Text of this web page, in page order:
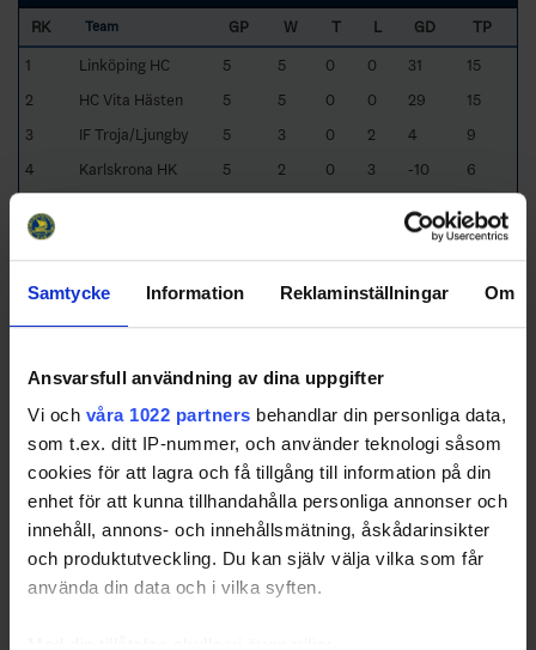
Samtycke Information Reklaminställningar Om
Ansvarsfull användning av dina uppgifter
Vi och våra 1022 partners behandlar din personliga data,
som t.ex. ditt IP-nummer, och använder teknologi såsom
cookies för att lagra och få tillgång till information på din
enhet för att kunna tillhandahålla personliga annonser och
innehåll, annons- och innehållsmätning, åskådarinsikter
och produktutveckling. Du kan själv välja vilka som får
använda din data och i vilka syften.
RK Team GP W T L GD
TP
1
Linköping HC 5 5 0 0 31
15
2
HC Vita Hästen 5 5 0 0 29
15
3
IF Troja/Ljungby 5 3 0 2 4
9
4
Karlskrona HK 5 2 0 3 -10
6
6
-17 0
Away
RK Team GP W T L GD
TP
HC Vita Hästen 5 4 0 1
2
Linköping HC 3
9
3
IF Troja/Ljungby 5 2 0 3 -6
6
4
Mörrums GoIS IK 5 2 0 3 -9
6
5
Växjö Lakers HC 5 2 0 3 -15
6
Karlskrona HK